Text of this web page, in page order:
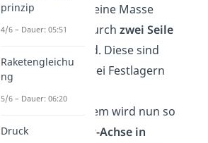
Alszweites
wird eine Masse
betrachtet, die durch zwei Seile
festgehalten wird. Diese sind
wiederum mit zwei Festlagern
Koordinatensystem wird nun so
gelegt, dass die
y-Achse in
prinzip
4/6 – Dauer: 05:51
Raketengleichu
ng
5/6 – Dauer: 06:20
Druck